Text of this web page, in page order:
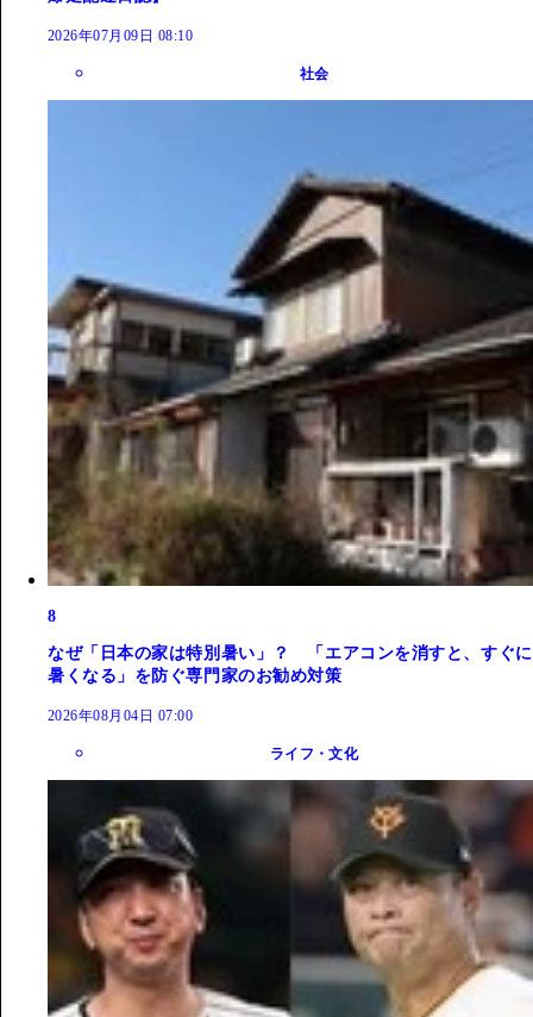
2026年07月09日 08:10
社会
8
なぜ「日本の家は特別暑い」？ 「エアコンを消すと、すぐに
暑くなる」を防ぐ専門家のお勧め対策
2026年08月04日 07:00
ライフ・文化